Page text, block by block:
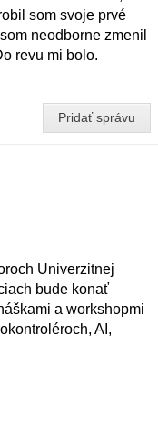
som svoje prvé
neodborne zmenil
revu mi bolo.
Pridať správu
Univerzitnej
bude konať
a workshopmi
AI,